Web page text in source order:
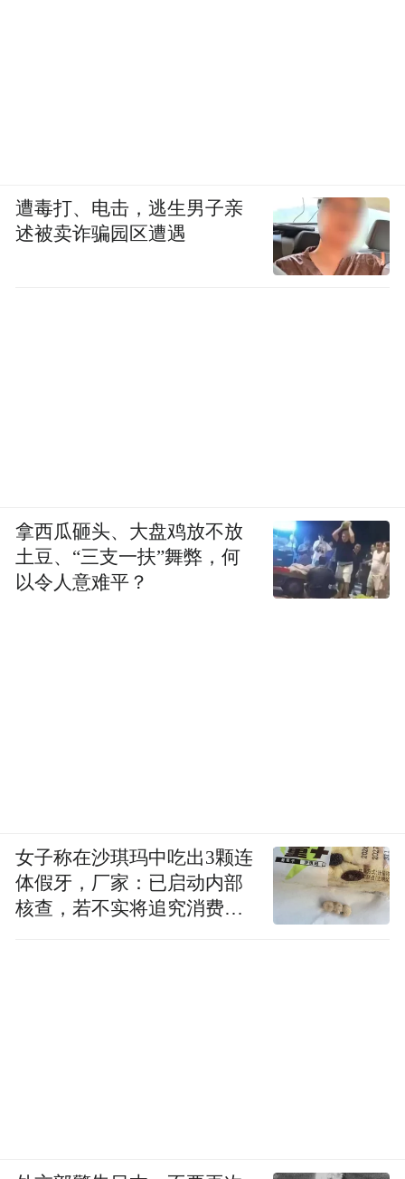
遭毒打、电击，逃生男子亲
述被卖诈骗园区遭遇
拿西瓜砸头、大盘鸡放不放
土豆、“三支一扶”舞弊，何
以令人意难平？
女子称在沙琪玛中吃出3颗连
体假牙，厂家：已启动内部
核查，若不实将追究消费者